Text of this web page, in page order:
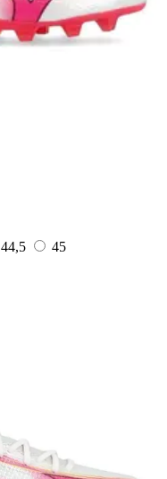
44,5
45